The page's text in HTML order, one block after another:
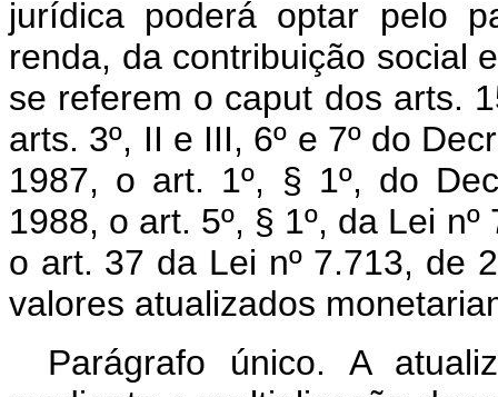
jurídica poderá optar pelo
renda, da contribuição social
se referem o caput dos arts.
arts. 3º, II e III, 6º e 7º do
1987, o art. 1º, § 1º, do
1988, o art. 5º, § 1º, da Lei
o art. 37 da Lei nº 7.713, de
valores atualizados
Parágrafo único. A